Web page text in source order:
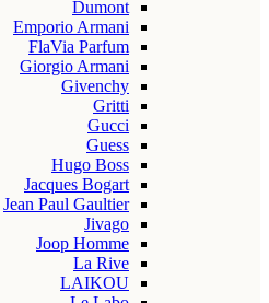
Dumont
Emporio Armani
FlaVia Parfum
Giorgio Armani
Givenchy
Gritti
Gucci
Guess
Hugo Boss
Jacques Bogart
Jean Paul Gaultier
Jivago
Joop Homme
La Rive
LAIKOU